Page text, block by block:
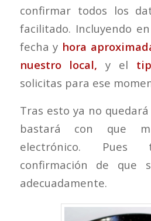
confirmar todos los
facilitado. Incluyendo
fecha y hora
nuestro local,y el
solicitas para ese
Tras esto ya no
bastará con que
electrónico. Pues
confirmación de que
adecuadamente.